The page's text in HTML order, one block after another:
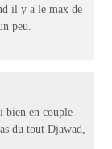
il y a le max de
peu.
bien en couple
du tout Djawad,